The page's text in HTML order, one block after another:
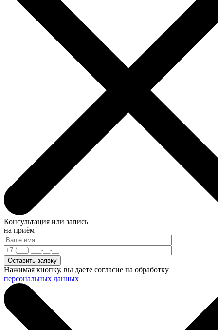
Консультация или запись
на приём
Нажимая кнопку, вы даете согласие на обработку
персональных данных